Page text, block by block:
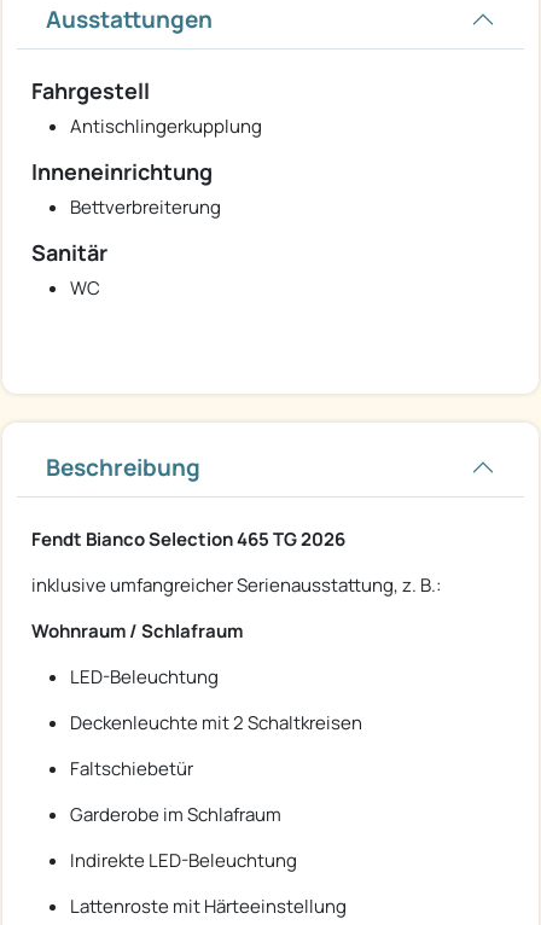
Ausstattungen
Fahrgestell
Antischlingerkupplung
Inneneinrichtung
Bettverbreiterung
Sanitär
WC
Beschreibung
Fendt Bianco Selection 465 TG 2026
inklusive umfangreicher Serienausstattung, z. B.:
Wohnraum / Schlafraum
LED-Beleuchtung
Deckenleuchte mit 2 Schaltkreisen
Faltschiebetür
Garderobe im Schlafraum
Indirekte LED-Beleuchtung
Lattenroste mit Härteeinstellung